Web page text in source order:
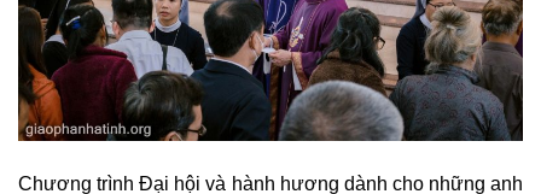
Chương trình Đại hội và hành hương dành cho những anh